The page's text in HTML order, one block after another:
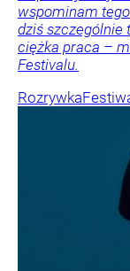
wspominam
dziś szczególnie
ciężka praca –
Festivalu.
Rozrywka